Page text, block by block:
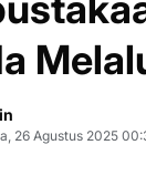
26 Agustus 2025